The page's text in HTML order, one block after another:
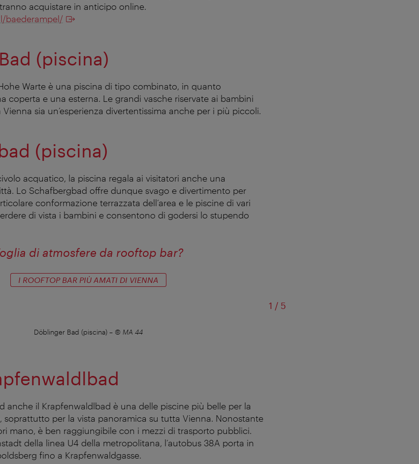
acquistare in anticipo online.
baederampel/
(piscina)
Warte è una piscina di tipo combinato, in quanto
coperta e una esterna. Le grandi vasche riservate ai bambini
sia un’esperienza divertentissima anche per i più piccoli.
(piscina)
acquatico, la piscina regala ai visitatori anche una
Lo Schafbergbad offre dunque svago e divertimento per
conformazione terrazzata dell’area e le piscine di vari
di vista i bambini e consentono di godersi lo stupendo
di atmosfere da rooftop bar?
I ROOFTOP BAR PIÙ AMATI DI VIENNA
1 /di
5
Döblinger Bad (piscina)– © MA 44
anche il Krapfenwaldlbad è una delle piscine più belle per la
soprattutto per la vista panoramica su tutta Vienna. Nonostante
mano, è ben raggiungibile con i mezzi di trasporto pubblici.
della linea U4 della metropolitana, l’autobus 38A porta in
fino a Krapfenwaldgasse.